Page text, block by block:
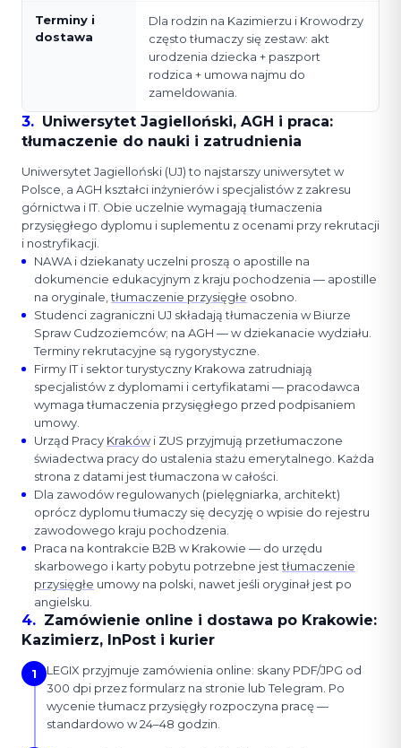
Terminy i
dostawa
Dla rodzin na Kazimierzu i Krowodrzy
często tłumaczy się zestaw: akt
urodzenia dziecka + paszport
rodzica + umowa najmu do
zameldowania.
3. Uniwersytet Jagielloński, AGH i praca:
tłumaczenie do nauki i zatrudnienia
Uniwersytet Jagielloński (UJ) to najstarszy uniwersytet w
Polsce, a AGH kształci inżynierów i specjalistów z zakresu
górnictwa i IT. Obie uczelnie wymagają tłumaczenia
przysięgłego dyplomu i suplementu z ocenami przy rekrutacji
i nostryfikacji.
NAWA i dziekanaty uczelni proszą o apostille na
dokumencie edukacyjnym z kraju pochodzenia — apostille
na oryginale,tłumaczenie przysięgłe osobno.
Studenci zagraniczni UJ składają tłumaczenia w Biurze
Spraw Cudzoziemców; na AGH — w dziekanacie wydziału.
Terminy rekrutacyjne są rygorystyczne.
Firmy IT i sektor turystyczny Krakowa zatrudniają
specjalistów z dyplomami i certyfikatami — pracodawca
wymaga tłumaczenia przysięgłego przed podpisaniem
umowy.
Urząd Pracy Krakówi ZUS przyjmują przetłumaczone
świadectwa pracy do ustalenia stażu emerytalnego. Każda
strona z datami jest tłumaczona w całości.
Dla zawodów regulowanych (pielęgniarka, architekt)
oprócz dyplomu tłumaczy się decyzję o wpisie do rejestru
zawodowego kraju pochodzenia.
Praca na kontrakcie B2B w Krakowie — do urzędu
skarbowego i karty pobytu potrzebne jesttłumaczenie
przysięgłe umowy na polski, nawet jeśli oryginał jest po
angielsku.
4. Zamówienie online i dostawa po Krakowie:
Kazimierz, InPost i kurier
1
LEGIX przyjmuje zamówienia online: skany PDF/JPG od
300 dpi przez formularz na stronie lub Telegram. Po
wycenie tłumacz przysięgły rozpoczyna pracę —
standardowo w 24–48 godzin.